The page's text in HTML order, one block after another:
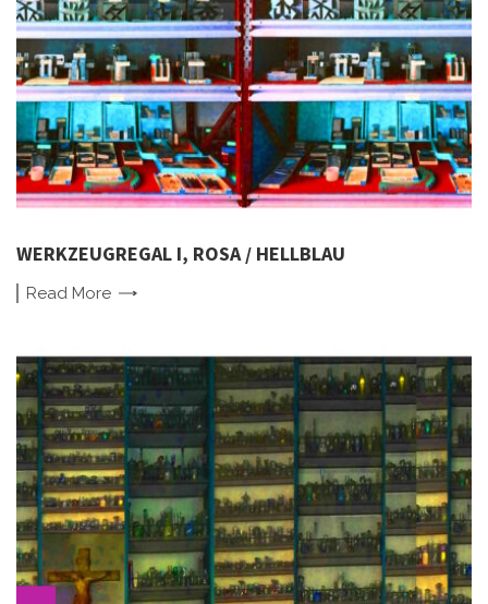
WERKZEUGREGAL I, ROSA / HELLBLAU
Read More